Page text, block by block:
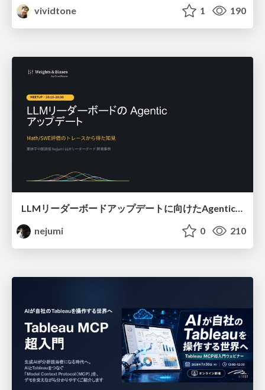
vividtone
1 190
LLMリーダーボードアップデートに向けたAgentic Math_SWEのトレースについて
nejumi
0 210